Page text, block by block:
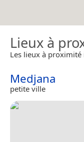
Lieux à
Les lieux à proximité
Medjana
petite ville